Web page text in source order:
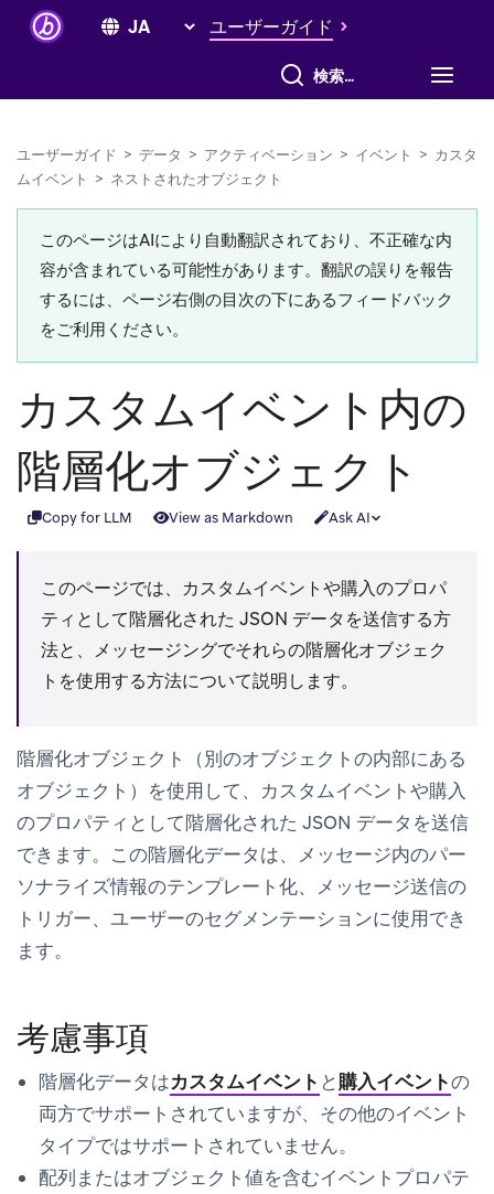
ユーザーガイド
すべて検索
ユーザーガイド > データ > アクティベーション > イベント > カスタ
ムイベント > ネストされたオブジェクト
このページはAIにより自動翻訳されており、不正確な内
容が含まれている可能性があります。翻訳の誤りを報告
するには、ページ右側の目次の下にあるフィードバック
をご利用ください。
カスタムイベント内の
階層化オブジェクト
Copy for LLM View as Markdown Ask AI
このページでは、カスタムイベントや購入のプロパ
ティとして階層化された JSON データを送信する方
法と、メッセージングでそれらの階層化オブジェク
トを使用する方法について説明します。
階層化オブジェクト（別のオブジェクトの内部にある
オブジェクト）を使用して、カスタムイベントや購入
のプロパティとして階層化された JSON データを送信
できます。この階層化データは、メッセージ内のパー
ソナライズ情報のテンプレート化、メッセージ送信の
トリガー、ユーザーのセグメンテーションに使用でき
ます。
考慮事項
階層化データはカスタムイベント と購入イベントの
両方でサポートされていますが、その他のイベント
タイプではサポートされていません。
配列またはオブジェクト値を含むイベントプロパテ